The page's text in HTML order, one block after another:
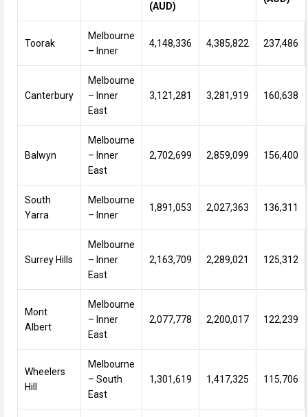
(AUD)
Toorak
Melbourne
– Inner
4,148,336 4,385,822 237,486
Canterbury
Melbourne
– Inner
East
3,121,281 3,281,919 160,638
Balwyn
Melbourne
– Inner
East
2,702,699 2,859,099 156,400
South
Yarra
Melbourne
– Inner
1,891,053 2,027,363 136,311
Surrey Hills
Melbourne
– Inner
East
2,163,709 2,289,021 125,312
Mont
Albert
Melbourne
– Inner
East
2,077,778 2,200,017 122,239
Wheelers
Hill
Melbourne
– South
East
1,301,619 1,417,325 115,706